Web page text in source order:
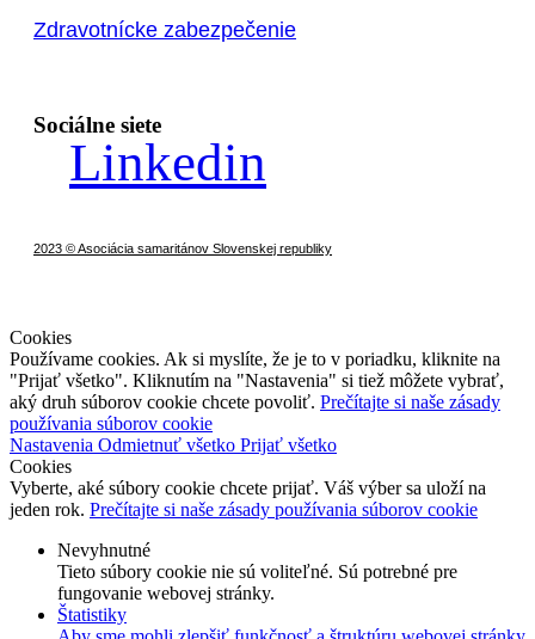
Zdravotnícke zabezpečenie
Sociálne siete
Linkedin
2023 © Asociácia samaritánov Slovenskej republiky
Cookies
Používame cookies. Ak si myslíte, že je to v poriadku, kliknite na
"Prijať všetko". Kliknutím na "Nastavenia" si tiež môžete vybrať,
aký druh súborov cookie chcete povoliť. Prečítajte si naše zásady
používania súborov cookie
Nastavenia Odmietnuť všetko Prijať všetko
Cookies
Vyberte, aké súbory cookie chcete prijať. Váš výber sa uloží na
jeden rok. Prečítajte si naše zásady používania súborov cookie
Nevyhnutné
Tieto súbory cookie nie sú voliteľné. Sú potrebné pre
fungovanie webovej stránky.
Štatistiky